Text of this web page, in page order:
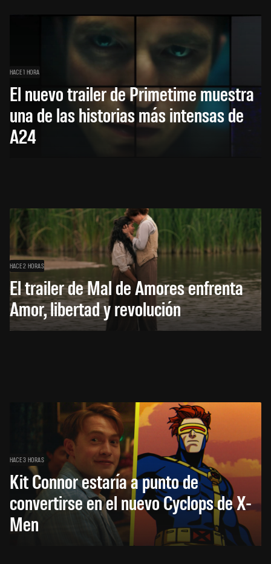
HACE 1 HORA
El nuevo trailer de Primetime muestra
una de las historias más intensas de
A24
HACE 2 HORAS
El trailer de Mal de Amores enfrenta
Amor, libertad y revolución
HACE 3 HORAS
Kit Connor estaría a punto de
convertirse en el nuevo Cyclops de X-
Men